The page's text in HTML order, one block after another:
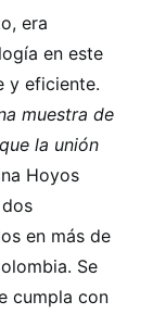
era
en este
y eficiente.
muestra de
la unión
Hoyos
en más de
Se
cumpla con